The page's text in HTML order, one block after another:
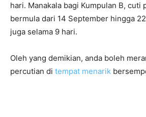
hari. Manakala bagi Kumpulan B, cuti
bermula dari 14 September hingga
juga selama 9 hari.
Oleh yang demikian, anda boleh
percutian di tempat menarik